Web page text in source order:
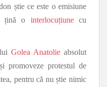
știe ce este o emisiune
țină o interlocuțiunecu
Golea Anatolieabsolut
promoveze protestul de
pentru că nu știe nimic